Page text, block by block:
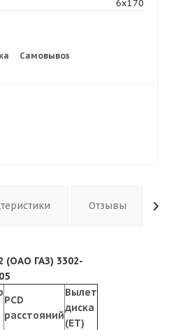
6х170
Самовывоз
Отзывы
(ОАО ГАЗ) 3302-
PCD
расстояний
Вылет
диска
(ET)